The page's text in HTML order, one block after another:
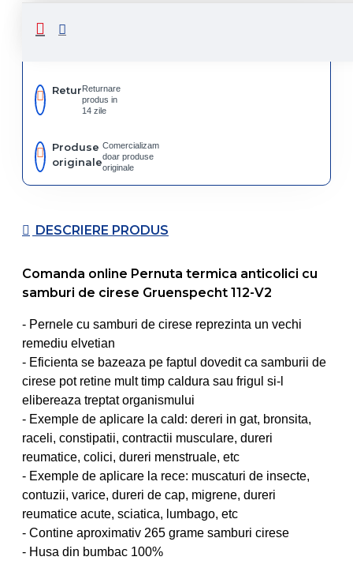
Livrare
rapida
ReturReturnare
produs in
14 zile
Produse
originale
Comercializam
doar produse
originale
DESCRIERE PRODUS
Comanda online Pernuta termica anticolici cu
samburi de cirese Gruenspecht 112-V2
- Pernele cu samburi de cirese reprezinta un vechi
remediu elvetian
- Eficienta se bazeaza pe faptul dovedit ca samburii de
cirese pot retine mult timp caldura sau frigul si-l
elibereaza treptat organismului
- Exemple de aplicare la cald: dereri in gat, bronsita,
raceli, constipatii, contractii musculare, dureri
reumatice, colici, dureri menstruale, etc
- Exemple de aplicare la rece: muscaturi de insecte,
contuzii, varice, dureri de cap, migrene, dureri
reumatice acute, sciatica, lumbago, etc
- Contine aproximativ 265 grame samburi cirese
- Husa din bumbac 100%